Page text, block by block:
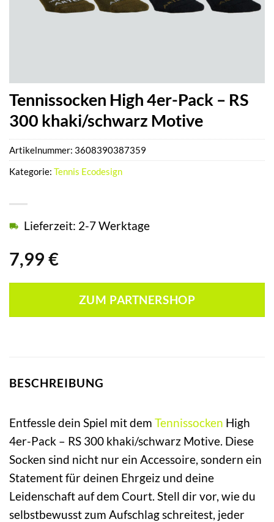
Tennissocken High 4er-Pack – RS
300 khaki/schwarz Motive
7,99 €
Lieferzeit: 2-7 Werktage
ZUM PARTNERSHOP
Artikelnummer: 3608390387359
Kategorie: Tennis Ecodesign
BESCHREIBUNG
Entfessle dein Spiel mit dem Tennissocken High
4er-Pack – RS 300 khaki/schwarz Motive. Diese
Socken sind nicht nur ein Accessoire, sondern ein
Statement für deinen Ehrgeiz und deine
Leidenschaft auf dem Court. Stell dir vor, wie du
selbstbewusst zum Aufschlag schreitest, jeder